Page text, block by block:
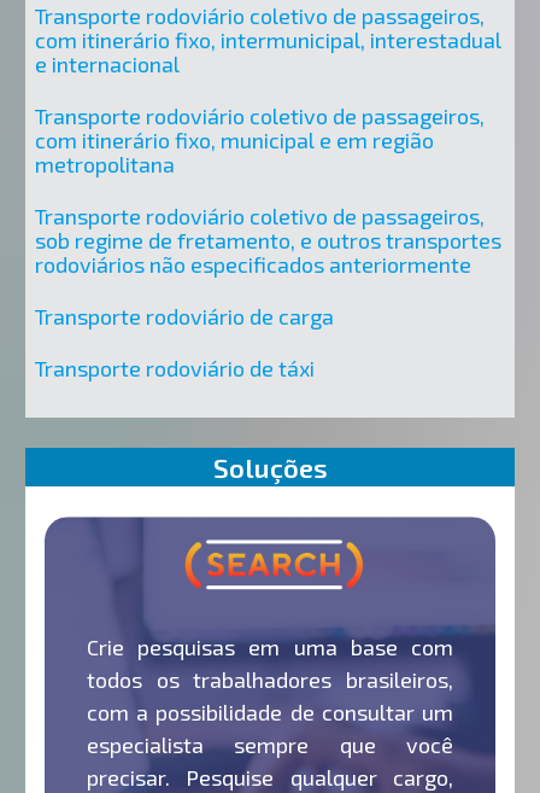
Transporte rodoviário coletivo de passageiros,
com itinerário fixo, intermunicipal, interestadual
e internacional
Transporte rodoviário coletivo de passageiros,
com itinerário fixo, municipal e em região
metropolitana
Transporte rodoviário coletivo de passageiros,
sob regime de fretamento, e outros transportes
rodoviários não especificados anteriormente
Transporte rodoviário de carga
Transporte rodoviário de táxi
Soluções
Crie pesquisas em uma base com
todos os trabalhadores brasileiros,
com a possibilidade de consultar um
especialista sempre que você
precisar. Pesquise qualquer cargo,